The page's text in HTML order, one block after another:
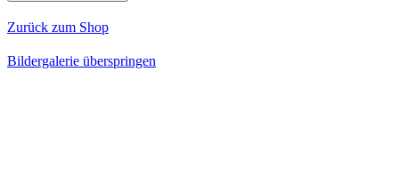
Zurück zum Shop
Bildergalerie überspringen